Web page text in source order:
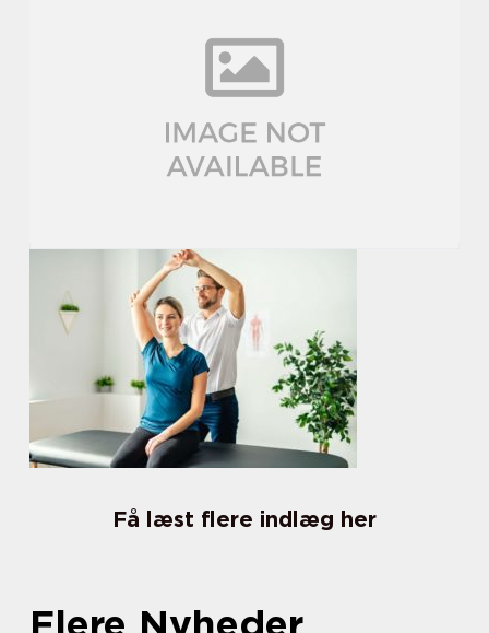
Få læst flere indlæg her
Flere Nyheder